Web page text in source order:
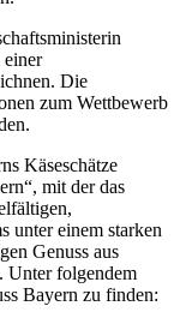
Die
zum Wettbewerb
Käseschätze
mit der das
unter einem starken
Genuss aus
Unter folgendem
Bayern zu finden: